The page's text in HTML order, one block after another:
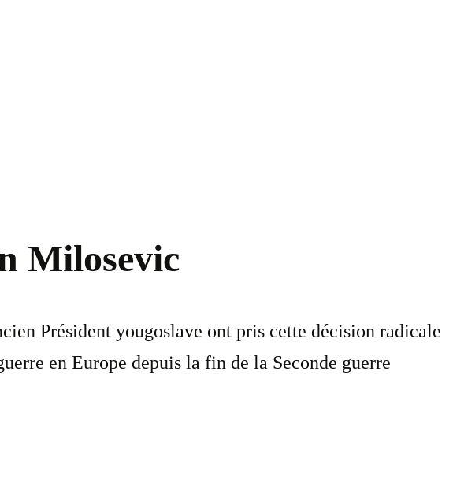
Milosevic
Président yougoslave ont pris cette décision radicale
en Europe depuis la fin de la Seconde guerre